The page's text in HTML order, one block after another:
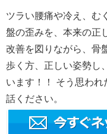
ツラい腰痛や冷え、む
盤の歪みを、本来の正
改善を図りながら、骨
歩く方、正しい姿勢し
います！！ そう思わ
話ください。